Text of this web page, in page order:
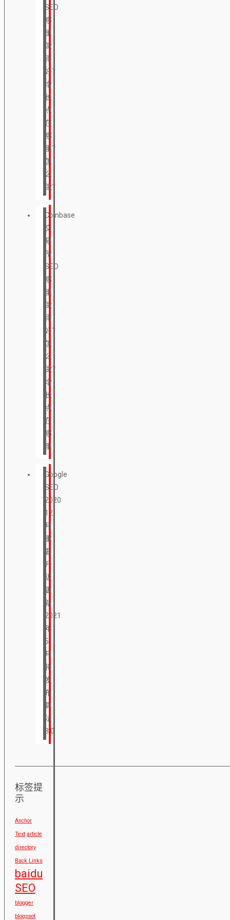
SEO
哪
里
做
得
好？
增
长
点
在
哪
里？
怎
么
做？
Coinbase
交
易
所
SEO
哪
里
做
得
好？
怎
么
做？
增
长
点
在
哪
里
Google
SEO
2020
12
月
重
要
升
级
更
新
2021
年
5
月
将
发
布
算
法
3.0
标签提
示
Anchor
Text article
directory
Back Links
baidu
SEO
blogger
blogpsot